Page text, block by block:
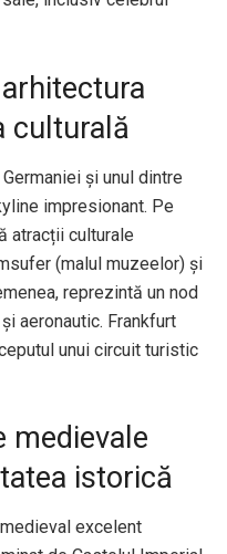
culturală
și unul dintre
impresionant. Pe
atracții culturale
(malul muzeelor) și
reprezintă un nod
aeronautic. Frankfurt
unui circuit turistic
medievale
istorică
excelent